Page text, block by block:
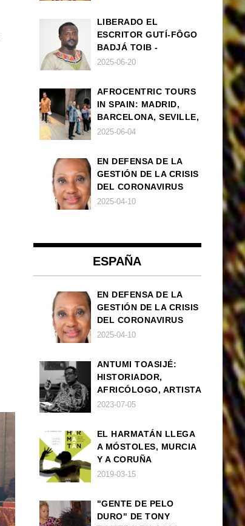
LIBERADO EL
ESCRITOR GUTÍ-FÔGO
BADJÁ TOIB -
FRANCISCO
2025-06-20
AFROCENTRIC TOURS
IN SPAIN: MADRID,
BARCELONA, SEVILLE,
IBIZA
2025-06-04
EN DEFENSA DE LA
GESTIÓN DE LA CRISIS
DEL CORONAVIRUS
POR PARTE DEL
2025-04-10
ESPAÑA
EN DEFENSA DE LA
GESTIÓN DE LA CRISIS
DEL CORONAVIRUS
POR PARTE DEL
2025-04-10
ANTUMI TOASIJÉ:
HISTORIADOR,
AFRICÓLOGO, ARTISTA
2023-07-05
EL HARMATÁN LLEGA
A MÓSTOLES, MURCIA
Y A CORUÑA
2019-03-15
"GENTE DE PELO
DURO" DE TONY